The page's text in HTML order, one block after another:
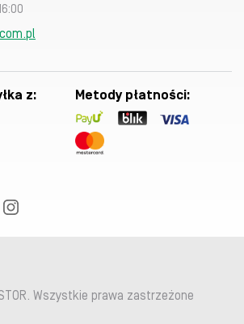
z: Metody płatności:
Wszystkie prawa zastrzeżone